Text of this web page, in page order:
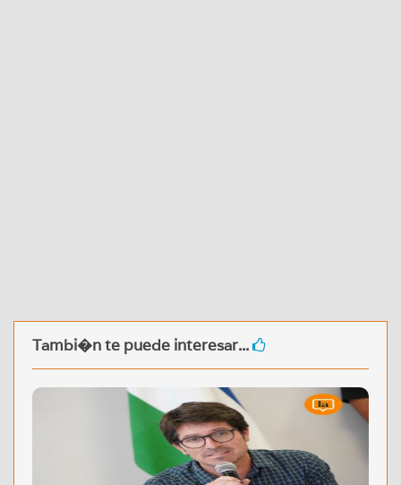
Tambi�n te puede interesar...